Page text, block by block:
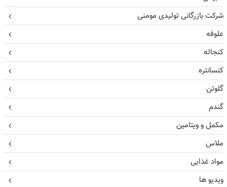
شرکت بازرگانی تولیدی مومنی
علوفه
کنجاله
کنسانتره
گلوتن
گندم
مکمل و ویتامین
ملاس
مواد غذایی
ویدیو ها